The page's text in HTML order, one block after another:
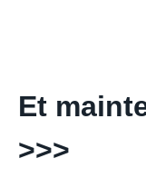
Et
>>>